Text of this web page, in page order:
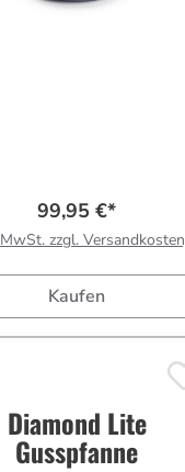
99,95 €*
zzgl. Versandkosten
Kaufen
Diamond Lite
Gusspfanne